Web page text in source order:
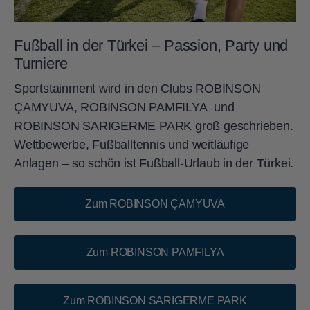
Fußball in der Türkei – Passion, Party und
Turniere
Sportstainment wird in den Clubs ROBINSON
ÇAMYUVA, ROBINSON PAMFILYA und
ROBINSON SARIGERME PARK groß geschrieben.
Wettbewerbe, Fußballtennis und weitläufige
Anlagen – so schön ist Fußball-Urlaub in der Türkei.
Zum ROBINSON ÇAMYUVA
Zum ROBINSON PAMFILYA
Zum ROBINSON SARIGERME PARK